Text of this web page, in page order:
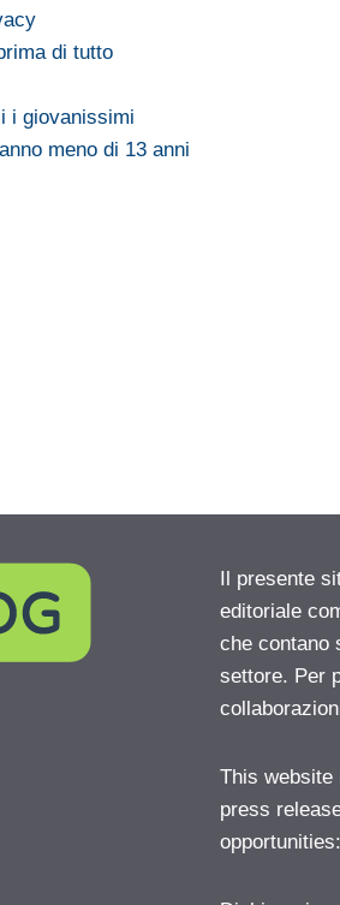
di tutto
i giovanissimi
meno di 13 anni
Il presente
editoriale
che contano
settore. Per
This website
press
opportunities: